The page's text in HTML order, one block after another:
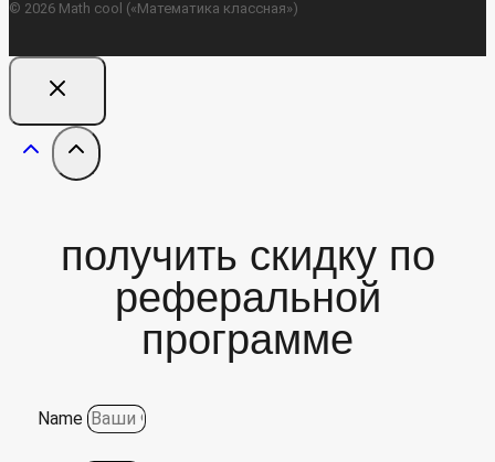
© 2026 Math cool («Математика классная»)
получить скидку по
реферальной
программе
Name